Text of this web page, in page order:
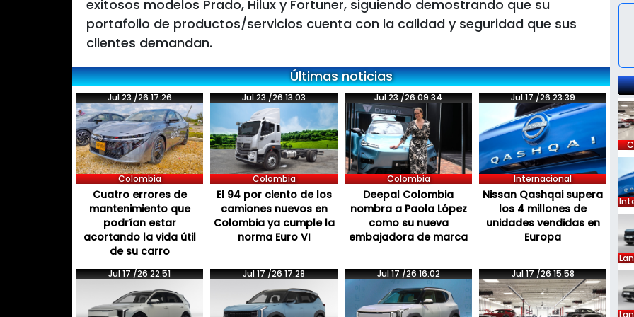
exitosos modelos Prado, Hilux y Fortuner, siguiendo demostrando que su
portafolio de productos/servicios cuenta con la calidad y seguridad que sus
clientes demandan.
Últimas noticias
Jul 23 /26 17:26
Colombia
Cuatro errores de
mantenimiento que
podrían estar
acortando la vida útil
de su carro
Jul 23 /26 13:03
Colombia
El 94 por ciento de los
camiones nuevos en
Colombia ya cumple la
norma Euro VI
Jul 23 /26 09:34
Colombia
Deepal Colombia
nombra a Paola López
como su nueva
embajadora de marca
Jul 17 /26 23:39
Internacional
Nissan Qashqai supera
los 4 millones de
unidades vendidas en
Europa
Jul 17 /26 22:51 Jul 17 /26 17:28 Jul 17 /26 16:02 Jul 17 /26 15:58